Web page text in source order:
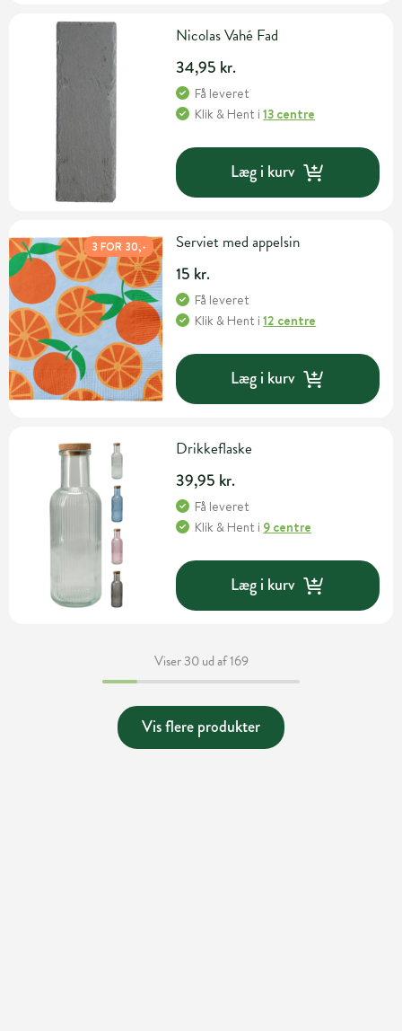
Nicolas Vahé Fad
34,95 kr.
Få leveret
Klik & Hent i13 centre
Læg i kurv
3 FOR 30,- Serviet med appelsin
15 kr.
Få leveret
Klik & Hent i12 centre
Læg i kurv
Drikkeflaske
39,95 kr.
Få leveret
Klik & Hent i 9 centre
Læg i kurv
Viser 30 ud af 169
Vis flere produkter